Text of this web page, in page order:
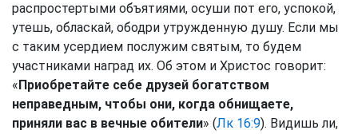
распростертыми объятиями, осуши пот его, успокой,
утешь, обласкай, ободри утружденную душу. Если мы
с таким усердием послужим святым, то будем
участниками наград их. Об этом и Христос говорит:
«Приобретайте себе друзей богатством
неправедным, чтобы они, когда обнищаете,
приняли вас в вечные обители» (Лк 16:9). Видишь ли,